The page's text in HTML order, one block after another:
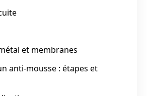
et membranes
anti-mousse : étapes et